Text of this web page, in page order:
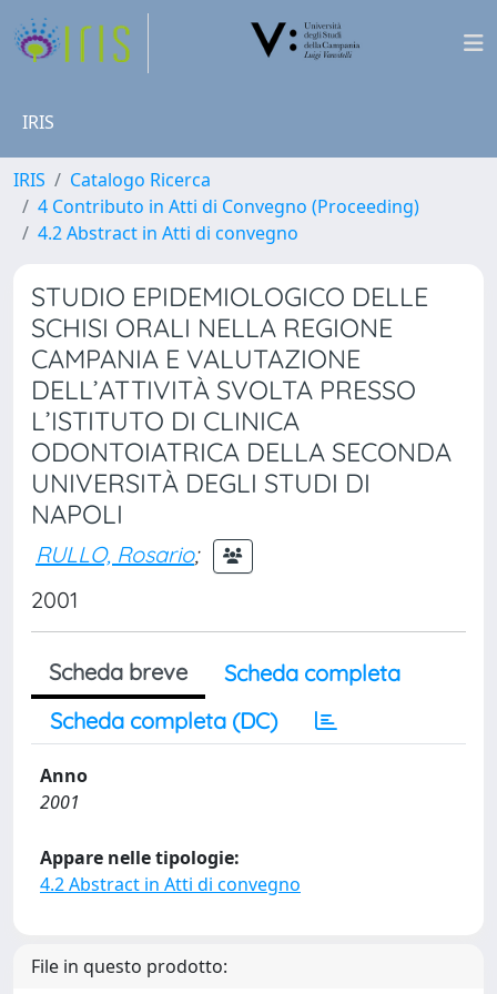
IRIS
IRIS
Catalogo Ricerca
4 Contributo in Atti di Convegno (Proceeding)
4.2 Abstract in Atti di convegno
STUDIO EPIDEMIOLOGICO DELLE
SCHISI ORALI NELLA REGIONE
CAMPANIA E VALUTAZIONE
DELL’ATTIVITÀ SVOLTA PRESSO
L’ISTITUTO DI CLINICA
ODONTOIATRICA DELLA SECONDA
UNIVERSITÀ DEGLI STUDI DI
NAPOLI
RULLO, Rosario;
2001
Scheda breve
Scheda completa
Scheda completa (DC)
Anno
2001
Appare nelle tipologie:
4.2 Abstract in Atti di convegno
File in questo prodotto: